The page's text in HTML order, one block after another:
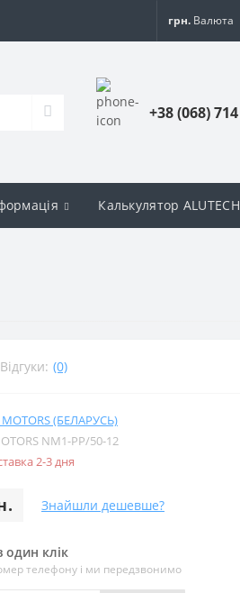
грн. Валюта
+38 (068)
Калькулятор ALUTECH
Відгуки: (0)
(БЕЛАРУСЬ)
NM1-PP/50-12
2-3 дня
Знайшли дешевше?
один клік
телефону і ми передзвонимо